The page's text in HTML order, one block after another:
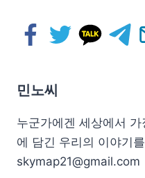
민노씨
누군가에겐 세상에서
에 담긴 우리의 이야기
skymap21@gmail.com